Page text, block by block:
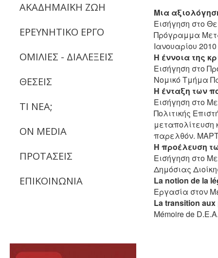
ΑΚΑΔΗΜΑΪΚΗ ΖΩΗ
ΕΡΕΥΝΗΤΙΚΟ ΕΡΓΟ
ΟΜΙΛΙΕΣ - ΔΙΑΛΕΞΕΙΣ
ΘΕΣΕΙΣ
ΤΙ ΝΕΑ;
ON MEDIA
ΠΡΟΤΑΣΕΙΣ
ΕΠΙΚΟΙΝΩΝΙΑ
Μια
Εισήγηση στο
Πρόγραμμα
Ιανουαρίου 2010
Η έννοια της
Εισήγηση στο
Νομικό Τμήμα
Η ένταξη των
Εισήγηση στο
Πολιτικής
μεταπολίτευση
παρελθόν.
Η προέλευση
Εισήγηση στο
Δημόσιας
La notion de la
Εργασία στον
La transition aux
Mémoire de